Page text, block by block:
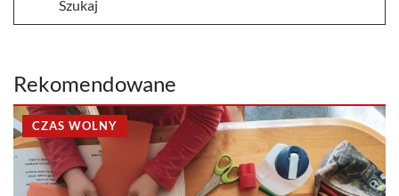
Rekomendowane
CZAS WOLNY